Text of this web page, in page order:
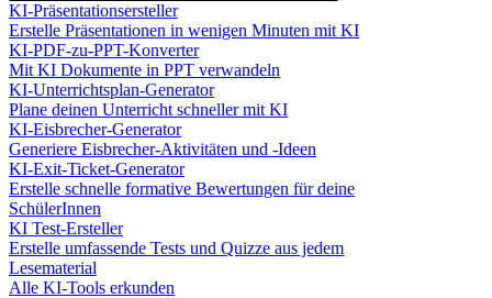
KI-Präsentationsersteller
Erstelle Präsentationen in wenigen Minuten mit KI
KI-PDF-zu-PPT-Konverter
Mit KI Dokumente in PPT verwandeln
KI-Unterrichtsplan-Generator
Plane deinen Unterricht schneller mit KI
KI-Eisbrecher-Generator
Generiere Eisbrecher-Aktivitäten und -Ideen
KI-Exit-Ticket-Generator
Erstelle schnelle formative Bewertungen für deine
SchülerInnen
KI Test-Ersteller
Erstelle umfassende Tests und Quizze aus jedem
Lesematerial
Alle KI-Tools erkunden